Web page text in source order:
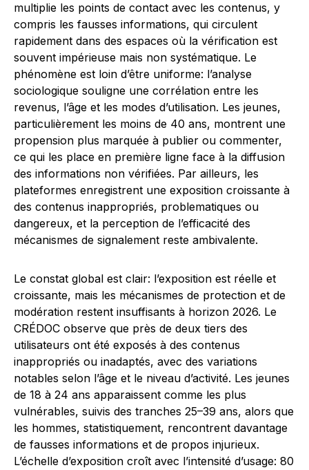
multiplie les points de contact avec les contenus, y
compris les fausses informations, qui circulent
rapidement dans des espaces où la vérification est
souvent impérieuse mais non systématique. Le
phénomène est loin d’être uniforme: l’analyse
sociologique souligne une corrélation entre les
revenus, l’âge et les modes d’utilisation. Les jeunes,
particulièrement les moins de 40 ans, montrent une
propension plus marquée à publier ou commenter,
ce qui les place en première ligne face à la diffusion
des informations non vérifiées. Par ailleurs, les
plateformes enregistrent une exposition croissante à
des contenus inappropriés, problematiques ou
dangereux, et la perception de l’efficacité des
mécanismes de signalement reste ambivalente.
Le constat global est clair: l’exposition est réelle et
croissante, mais les mécanismes de protection et de
modération restent insuffisants à horizon 2026. Le
CRÉDOC observe que près de deux tiers des
utilisateurs ont été exposés à des contenus
inappropriés ou inadaptés, avec des variations
notables selon l’âge et le niveau d’activité. Les jeunes
de 18 à 24 ans apparaissent comme les plus
vulnérables, suivis des tranches 25–39 ans, alors que
les hommes, statistiquement, rencontrent davantage
de fausses informations et de propos injurieux.
L’échelle d’exposition croît avec l’intensité d’usage: 80